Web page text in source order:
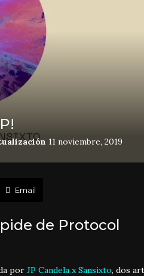
11 noviembre, 2019
Email
de Protocol
por JP Candela x Sansixto, dos